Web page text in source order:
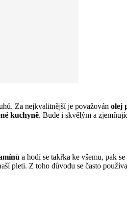
Za nejkvalitnější je považován olej
kuchyně. Bude i skvělým a
a hodí se takřka ke všemu, pak
pleti. Z toho důvodu se často